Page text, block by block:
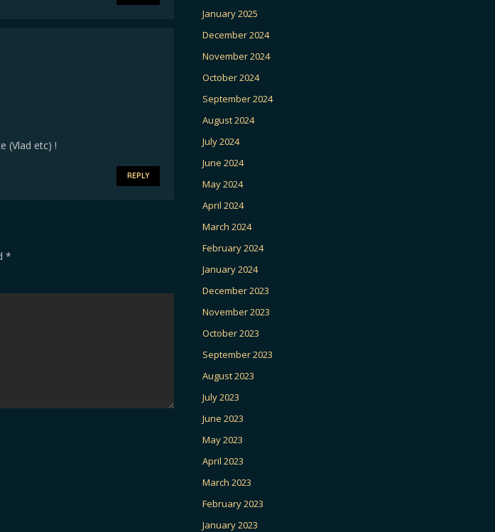
(Vlad etc) !
REPLY
*
January 2025
December 2024
November 2024
October 2024
September 2024
August 2024
July 2024
June 2024
May 2024
April 2024
March 2024
February 2024
January 2024
December 2023
November 2023
October 2023
September 2023
August 2023
July 2023
June 2023
May 2023
April 2023
March 2023
February 2023
January 2023